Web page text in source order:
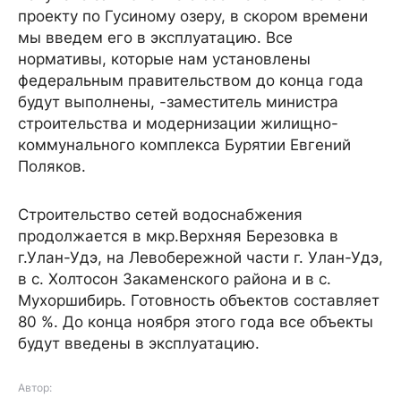
проекту по Гусиному озеру, в скором времени
мы введем его в эксплуатацию. Все
нормативы, которые нам установлены
федеральным правительством до конца года
будут выполнены, -заместитель министра
строительства и модернизации жилищно-
коммунального комплекса Бурятии Евгений
Поляков.
Строительство сетей водоснабжения
продолжается в мкр.Верхняя Березовка в
г.Улан-Удэ, на Левобережной части г. Улан-Удэ,
в с. Холтосон Закаменского района и в с.
Мухоршибирь. Готовность объектов составляет
80 %. До конца ноября этого года все объекты
будут введены в эксплуатацию.
Автор: